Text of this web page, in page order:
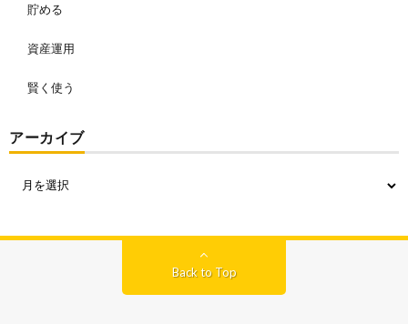
貯める
資産運用
賢く使う
アーカイブ
Back to Top